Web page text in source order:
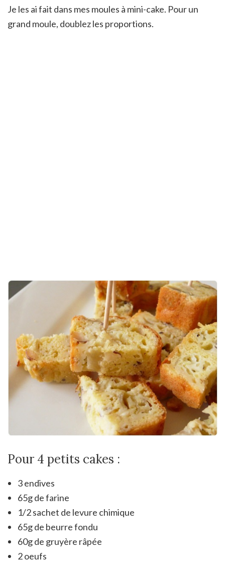
Je les ai fait dans mes moules à mini-cake. Pour un
grand moule, doublez les proportions.
Pour 4 petits cakes :
3 endives
65g de farine
1/2 sachet de levure chimique
65g de beurre fondu
60g de gruyère râpée
2 oeufs